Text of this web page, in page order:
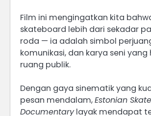
Film ini mengingatkan kita
skateboard lebih dari sekadar
roda — ia adalah simbol
komunikasi, dan karya seni yang
ruang publik.
Dengan gaya sinematik yang
pesan mendalam,Estonian
Documentarylayak mendapat